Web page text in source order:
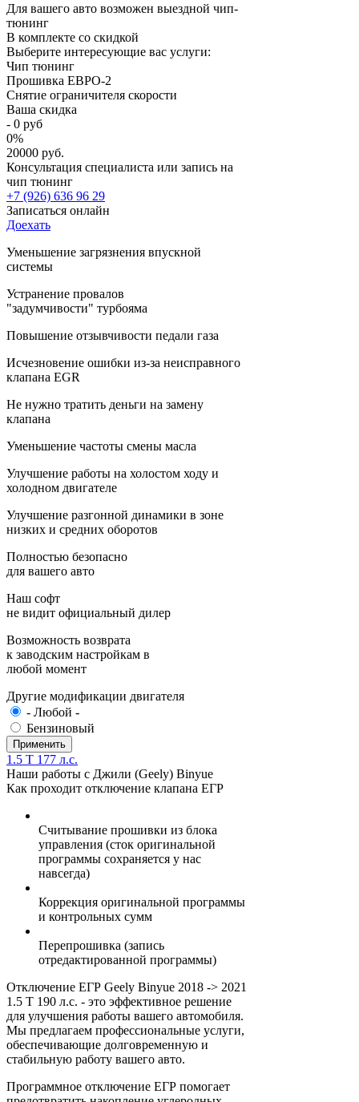
Для вашего авто возможен выездной чип-
тюнинг
В комплекте со скидкой
Выберите интересующие вас услуги:
Чип тюнинг
Прошивка ЕВРО-2
Снятие ограничителя скорости
Ваша скидка
- 0 руб
0%
20000 руб.
Консультация специалиста или запись на
чип тюнинг
+7 (926) 636 96 29
Записаться онлайн
Доехать
Уменьшение загрязнения впускной
системы
Устранение провалов
"задумчивости" турбояма
Повышение отзывчивости педали газа
Исчезновение ошибки из-за неисправного
клапана EGR
Не нужно тратить деньги на замену
клапана
Уменьшение частоты смены масла
Улучшение работы на холостом ходу и
холодном двигателе
Улучшение разгонной динамики в зоне
низких и средних оборотов
Полностью безопасно
для вашего авто
Наш софт
не видит официальный дилер
Возможность возврата
к заводским настройкам в
любой момент
Другие модификации двигателя
- Любой -
Бензиновый
1.5 T 177 л.с.
Наши работы с Джили (Geely) Binyue
Как проходит отключение клапана ЕГР
Считывание прошивки из блока
управления (сток оригинальной
программы сохраняется у нас
навсегда)
Коррекция оригинальной программы
и контрольных сумм
Перепрошивка (запись
отредактированной программы)
Отключение ЕГР Geely Binyue 2018 -> 2021
1.5 T 190 л.с. - это эффективное решение
для улучшения работы вашего автомобиля.
Мы предлагаем профессиональные услуги,
обеспечивающие долговременную и
стабильную работу вашего авто.
Программное отключение ЕГР помогает